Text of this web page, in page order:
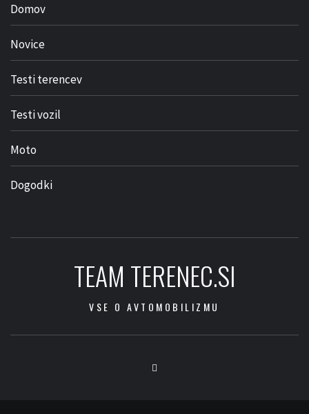
Domov
Novice
Testi terencev
Testi vozil
Moto
Dogodki
TEAM TERENEC.SI
VSE O AVTOMOBILIZMU
Facebook